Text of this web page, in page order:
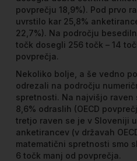
povprečju 18,9%). Pod prvo
uvrstilo kar 25,8%
22,7%). Na področju
točk dosegli 256 točk – 14
povprečja.
Nekoliko bolje, a še vedno
odrezali na področju
spretnosti. Na najvišjo
8,6% odraslih (OECD
tretjo raven se je v Sloveniji
anketirancev (v državah
matematični spretnosti smo
6 točk manj od povprečja.